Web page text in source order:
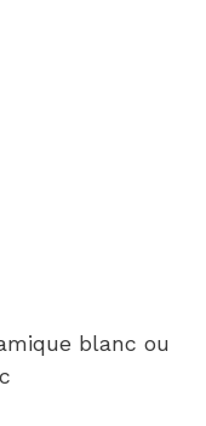
blanc ou